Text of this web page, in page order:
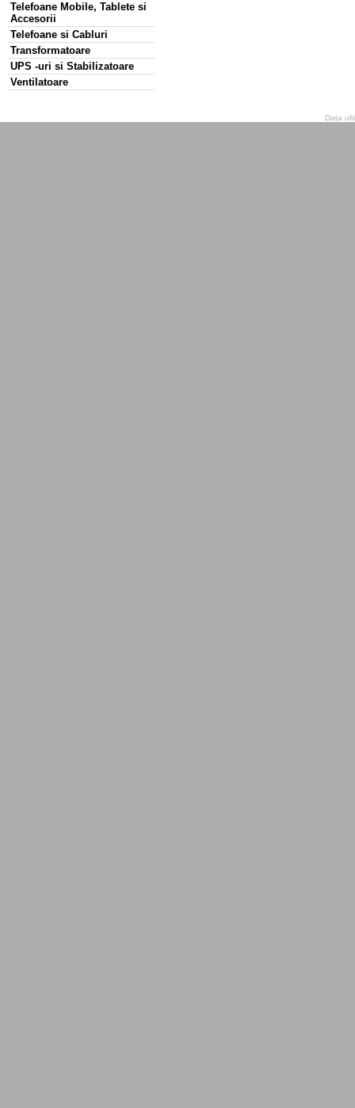
Telefoane Mobile, Tablete si
Accesorii
Telefoane si Cabluri
Transformatoare
UPS -uri si Stabilizatoare
Ventilatoare
Data